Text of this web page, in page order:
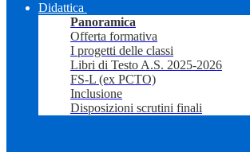
Didattica
Panoramica
Offerta formativa
I progetti delle classi
Libri di Testo A.S. 2025-2026
FS-L (ex PCTO)
Inclusione
Disposizioni scrutini finali